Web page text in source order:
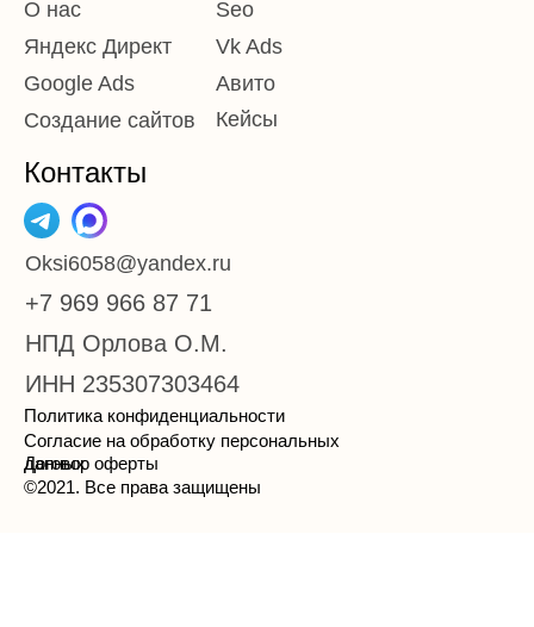
©2021. Все права защищены
Яндекс Директ
О нас Seo
Google Ads
Vk Ads
Авито
Контакты
Oksi6058@yandex.ru
Согласие на обработку персональных
данных
Политика конфиденциальности
Договор оферты
ИНН 235307303464
НПД Орлова О.М.
+7 969 966 87 71
Создание сайтов Кейсы